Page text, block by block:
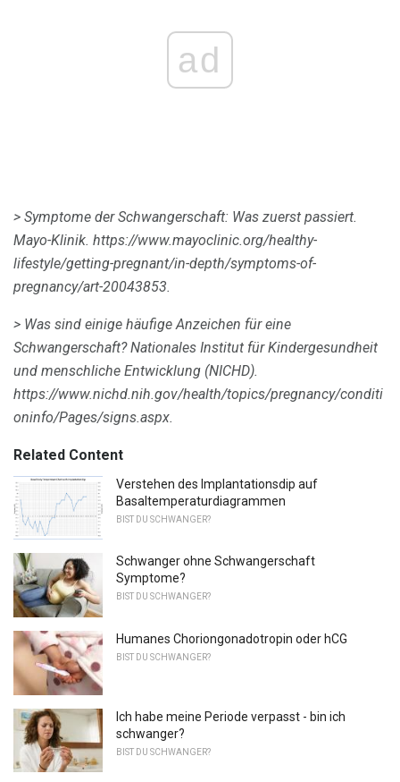
ad
> Symptome der Schwangerschaft: Was zuerst passiert.
Mayo-Klinik. https://www.mayoclinic.org/healthy-
lifestyle/getting-pregnant/in-depth/symptoms-of-
pregnancy/art-20043853.
> Was sind einige häufige Anzeichen für eine
Schwangerschaft? Nationales Institut für Kindergesundheit
und menschliche Entwicklung (NICHD).
https://www.nichd.nih.gov/health/topics/pregnancy/conditi
oninfo/Pages/signs.aspx.
Related Content
Verstehen des Implantationsdip auf
Basaltemperaturdiagrammen
BIST DU SCHWANGER?
Schwanger ohne Schwangerschaft
Symptome?
BIST DU SCHWANGER?
Humanes Choriongonadotropin oder hCG
BIST DU SCHWANGER?
Ich habe meine Periode verpasst - bin ich
schwanger?
BIST DU SCHWANGER?